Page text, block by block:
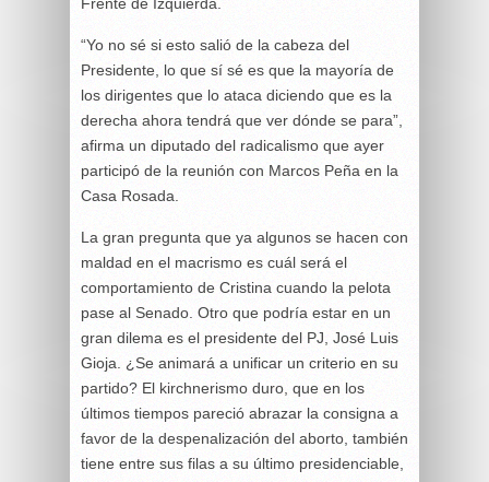
Frente de Izquierda.
“Yo no sé si esto salió de la cabeza del
Presidente, lo que sí sé es que la mayoría de
los dirigentes que lo ataca diciendo que es la
derecha ahora tendrá que ver dónde se para”,
afirma un diputado del radicalismo que ayer
participó de la reunión con Marcos Peña en la
Casa Rosada.
La gran pregunta que ya algunos se hacen con
maldad en el macrismo es cuál será el
comportamiento de Cristina cuando la pelota
pase al Senado. Otro que podría estar en un
gran dilema es el presidente del PJ, José Luis
Gioja. ¿Se animará a unificar un criterio en su
partido? El kirchnerismo duro, que en los
últimos tiempos pareció abrazar la consigna a
favor de la despenalización del aborto, también
tiene entre sus filas a su último presidenciable,